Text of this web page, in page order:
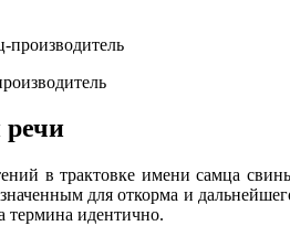
в трактовке имени самца
для откорма и
термина идентично.